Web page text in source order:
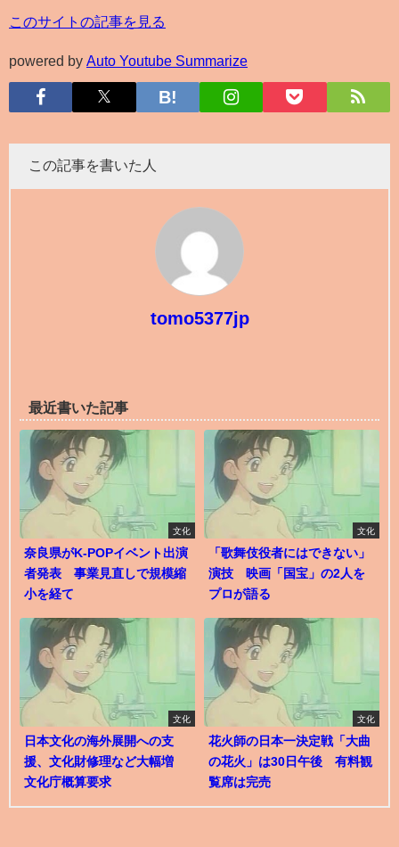
このサイトの記事を見る
powered by Auto Youtube Summarize
この記事を書いた人
tomo5377jp
最近書いた記事
文化
奈良県がK-POPイベント出演
者発表 事業見直しで規模縮
小を経て
文化
「歌舞伎役者にはできない」
演技 映画「国宝」の2人を
プロが語る
文化
日本文化の海外展開への支
援、文化財修理など大幅増
文化庁概算要求
文化
花火師の日本一決定戦「大曲
の花火」は30日午後 有料観
覧席は完売